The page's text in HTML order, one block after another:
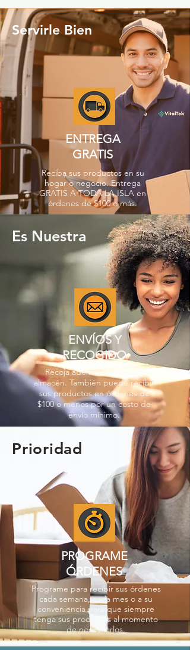
Servirle Bien
ENTREGA
GRATIS
Reciba sus productos en su
hogar o negocio. Entrega
GRATIS A TODA LA ISLA en
órdenes de $100 o más.
Es Nuestra
ENVÍOS Y
RECOGIDO
Recoja además en nuestro
almacén. También puede recibir
sus productos en órdenes de
$100 o menos por un costo de
envío mínimo.
Prioridad
PROGRAME
ÓRDENES
Programe para recibir sus órdenes
cada semana, cada mes o a su
conveniencia para que siempre
tenga sus productos al momento
de necesitarlos.